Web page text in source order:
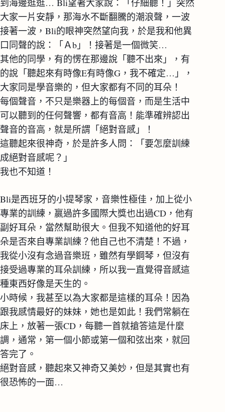
大家一片安靜，那海水不斷翻騰的潮浪聲，一波
接著一波，Bli的眼神突然望向我，於是我和他異
口同聲的說：「Ａb」！接著是一個微笑…
其他的同學，有的愣在那邊說「聽不出來」，有
的說「聽起來有時像E有時像G，我不確定…」，
大家同是學音樂的，但大家都有不同的耳朵！
每個聲音，不只是樂器上的每個音，而是生活中
可以聽到的任何聲響，都有音高！能準確辨認出
聲音的音高，就是所謂「絕對音感」！
這聽起來很神奇，於是許多人問：「要怎麼訓練
成絕對音感呢？」
我也不知道！
Bli是西班牙的小提琴家，音樂性極佳，加上從小
專業的訓練，嬴過許多國際大獎也出過CD，他有
副好耳朵，當然幫助很大。但我不知道他的好耳
朵是否來自專業訓練？他自己也不清楚！不過，
我從小沒有念過音樂班，雖然有學鋼琴，但沒有
接受過專業的耳朵訓練，所以我一直覺得音感這
種東西好像是天生的。
小時候，我甚至以為大家都是這樣的耳朵！因為
跟我感情最好的妹妹，她也是如此！我們常躺在
床上，放著一張CD，每聽一首就搶答這是什麼
調，通常，第一個小節或第一個和弦出來，就回
答完了。
絕對音感，聽起來又神奇又美妙，但是其實也有
很恐怖的一面…